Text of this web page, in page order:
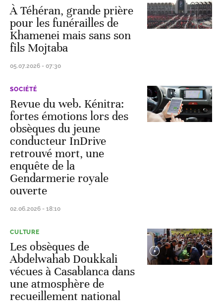
À Téhéran, grande prière
pour les funérailles de
Khamenei mais sans son
fils Mojtaba
05.07.2026 - 07:30
SOCIÉTÉ
Revue du web. Kénitra:
fortes émotions lors des
obsèques du jeune
conducteur InDrive
retrouvé mort, une
enquête de la
Gendarmerie royale
ouverte
02.06.2026 - 18:10
CULTURE
Les obsèques de
Abdelwahab Doukkali
vécues à Casablanca dans
une atmosphère de
recueillement national